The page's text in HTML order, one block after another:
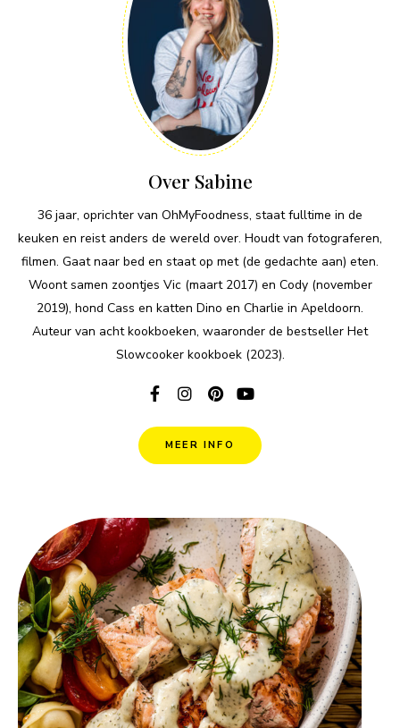
Over Sabine
36 jaar, oprichter van OhMyFoodness, staat fulltime in de
keuken en reist anders de wereld over. Houdt van fotograferen,
filmen. Gaat naar bed en staat op met (de gedachte aan) eten.
Woont samen zoontjes Vic (maart 2017) en Cody (november
2019), hond Cass en katten Dino en Charlie in Apeldoorn.
Auteur van acht kookboeken, waaronder de bestseller Het
Slowcooker kookboek (2023).
MEER INFO